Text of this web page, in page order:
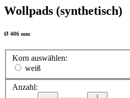
Wollpads (synthetisch)
Ø 406 mm
Korn auswählen:
weiß
Anzahl: